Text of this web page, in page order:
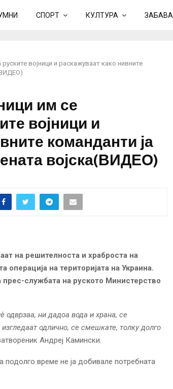
СПОРТ КУЛТУРА ЗАБАВА
војници и раскажуваат како нивните
им се
војници и
команданти ја
војска(ВИДЕО)
на решителноста и храброста на
операција на територијата на Украина.
прес-службата на руското Министерство
ни дадоа вода и храна, се
одлично, се смешкате, толку долго
Андреј Камински.
подолго време не ја добивале потребната